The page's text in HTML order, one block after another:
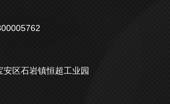
安区石岩镇恒超工业园